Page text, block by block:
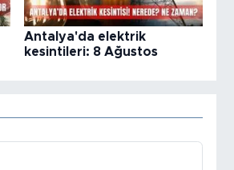
Antalya'da elektrik
kesintileri: 8 Ağustos